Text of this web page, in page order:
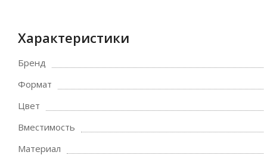
Характеристики
Бренд
Формат
Цвет
Вместимость
Материал